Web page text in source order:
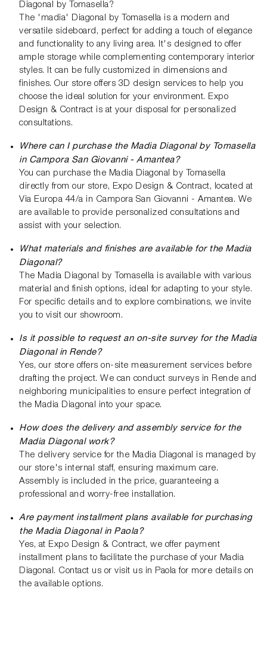
Diagonal by Tomasella?
The 'madia' Diagonal by Tomasella is a modern and
versatile sideboard, perfect for adding a touch of elegance
and functionality to any living area. It's designed to offer
ample storage while complementing contemporary interior
styles. It can be fully customized in dimensions and
finishes. Our store offers 3D design services to help you
choose the ideal solution for your environment. Expo
Design & Contract is at your disposal for personalized
consultations.
Where can I purchase the Madia Diagonal by Tomasella
in Campora San Giovanni - Amantea?
You can purchase the Madia Diagonal by Tomasella
directly from our store, Expo Design & Contract, located at
Via Europa 44/a in Campora San Giovanni - Amantea. We
are available to provide personalized consultations and
assist with your selection.
What materials and finishes are available for the Madia
Diagonal?
The Madia Diagonal by Tomasella is available with various
material and finish options, ideal for adapting to your style.
For specific details and to explore combinations, we invite
you to visit our showroom.
Is it possible to request an on-site survey for the Madia
Diagonal in Rende?
Yes, our store offers on-site measurement services before
drafting the project. We can conduct surveys in Rende and
neighboring municipalities to ensure perfect integration of
the Madia Diagonal into your space.
How does the delivery and assembly service for the
Madia Diagonal work?
The delivery service for the Madia Diagonal is managed by
our store's internal staff, ensuring maximum care.
Assembly is included in the price, guaranteeing a
professional and worry-free installation.
Are payment installment plans available for purchasing
the Madia Diagonal in Paola?
Yes, at Expo Design & Contract, we offer payment
installment plans to facilitate the purchase of your Madia
Diagonal. Contact us or visit us in Paola for more details on
the available options.